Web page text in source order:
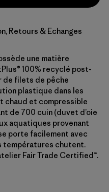
Retours & Echanges
une matière
100% recyclé post-
de filets de pêche
plastique dans les
chaud et compressible
de 700 cuin (duvet d’oie
aquatiques provenant
porte facilement avec
températures chutent.
Fair Trade Certified™.